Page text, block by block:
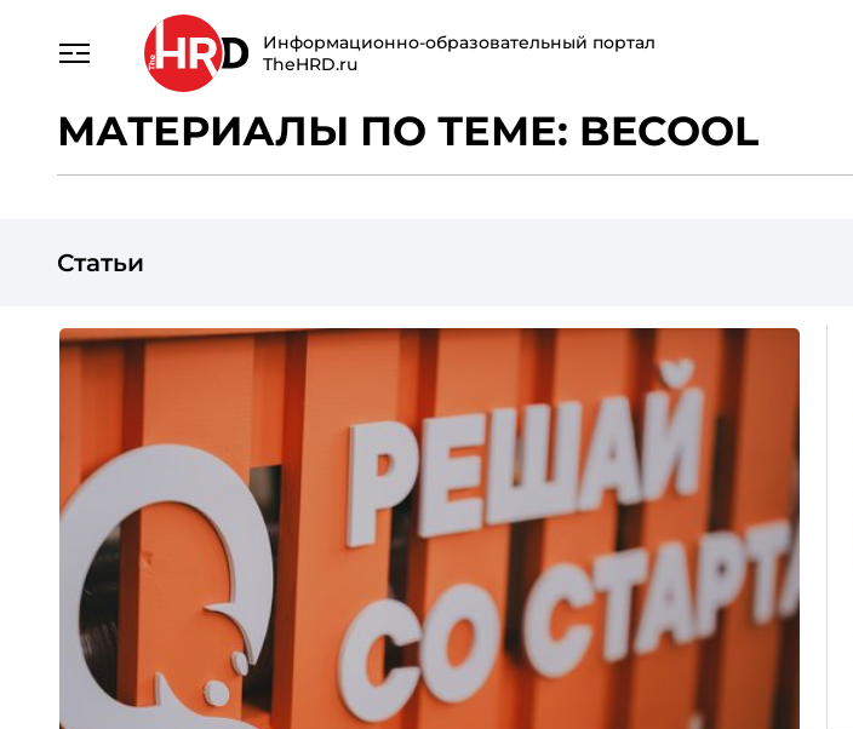
Информационно-образовательный портал
TheHRD.ru
МАТЕРИАЛЫ ПО ТЕМЕ: BECOOL
Статьи